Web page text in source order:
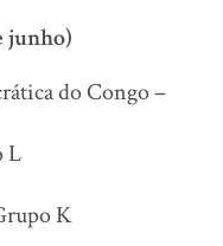
junho)
do Congo –
L
K